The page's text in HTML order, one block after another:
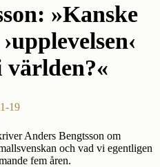
»Kanske
världen?«
19
Anders Bengtsson om
och vad vi egentligen
fem åren.